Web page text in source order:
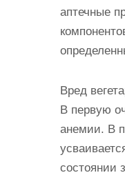
аптечные
Вред
В первую
анемии. В
состоянии